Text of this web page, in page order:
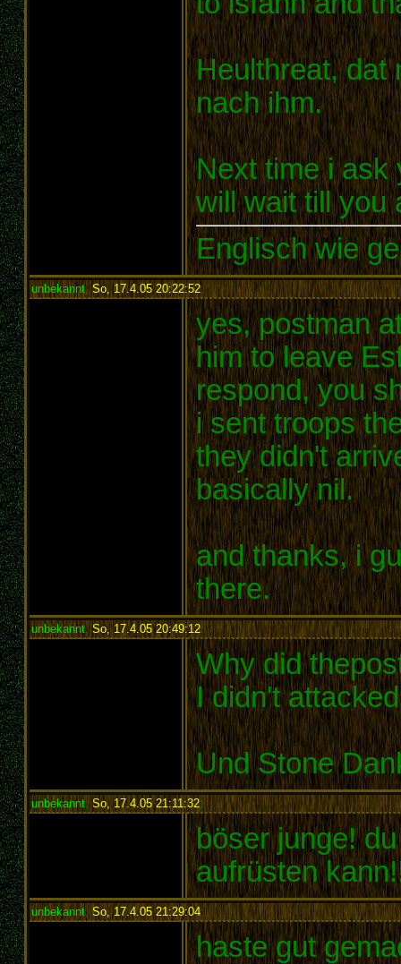
Heulthreat, dat
nach ihm.
Next time i ask
will wait till you
Englisch wie
unbekannt, So, 17.4.05 20:22:52:
yes, postman
him to leave
respond, you
i sent troops
they didn't
basically nil.
and thanks, i
there.
unbekannt, So, 17.4.05 20:49:12:
Why did
I didn't
Und Stone
unbekannt,So, 17.4.05 21:11:32:
böser junge!
aufrüsten
unbekannt, So, 17.4.05 21:29:04:
haste gut